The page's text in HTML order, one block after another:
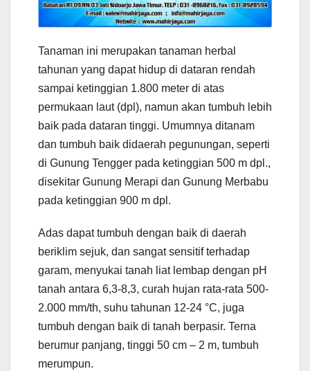
Tanaman ini merupakan tanaman herbal
tahunan yang dapat hidup di dataran rendah
sampai ketinggian 1.800 meter di atas
permukaan laut (dpl), namun akan tumbuh lebih
baik pada dataran tinggi. Umumnya ditanam
dan tumbuh baik didaerah pegunungan, seperti
di Gunung Tengger pada ketinggian 500 m dpl.,
disekitar Gunung Merapi dan Gunung Merbabu
pada ketinggian 900 m dpl.
Adas dapat tumbuh dengan baik di daerah
beriklim sejuk, dan sangat sensitif terhadap
garam, menyukai tanah liat lembap dengan pH
tanah antara 6,3-8,3, curah hujan rata-rata 500-
2.000 mm/th, suhu tahunan 12-24 °C, juga
tumbuh dengan baik di tanah berpasir. Terna
berumur panjang, tinggi 50 cm – 2 m, tumbuh
merumpun.